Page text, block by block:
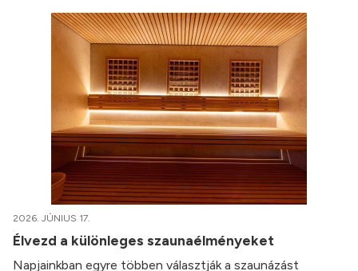
2026. JÚNIUS 17.
Élvezd a különleges szaunaélményeket
Napjainkban egyre többen választják a szaunázást